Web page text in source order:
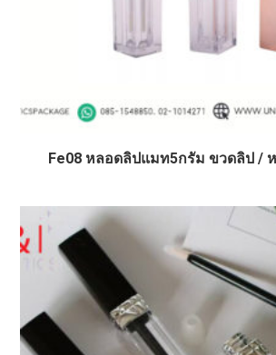
Fe08 หลอดลิปแมท5กรัม ขวดลิป /